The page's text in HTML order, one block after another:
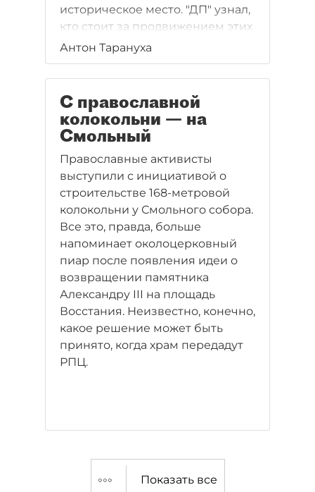
историческое место. "ДП" узнал,
кто стоит за продвижением этих
проектов и что показывают
последние опросы населения о
воссоздании утраченного
облика города.
Антон Тарануха
С православной
колокольни — на
Смольный
Православные активисты
выступили с инициативой о
строительстве 168-метровой
колокольни у Смольного собора.
Все это, правда, больше
напоминает околоцерковный
пиар после появления идеи о
возвращении памятника
Александру III на площадь
Восстания. Неизвестно, конечно,
какое решение может быть
принято, когда храм передадут
РПЦ.
Показать все